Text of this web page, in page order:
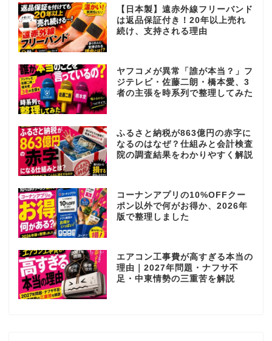
【日本製】遠赤外線フリーバンド
は返品保証付き！20年以上売れ
続け、支持される理由
ヤフコメが異常「誰が本当？」フ
ジテレビ・佐藤二朗・橋本愛、3
者の主張を時系列で整理してみた
ふるさと納税が863億円の赤字に
なるのはなぜ？仕組みと会計検査
院の調査結果をわかりやすく解説
コーナンアプリの10%OFFクー
ポン以外で何がお得か、2026年
版で整理しました
エアコン工事費が高すぎる本当の
理由｜2027年問題・ナフサ不
足・中東情勢の三重苦を解説